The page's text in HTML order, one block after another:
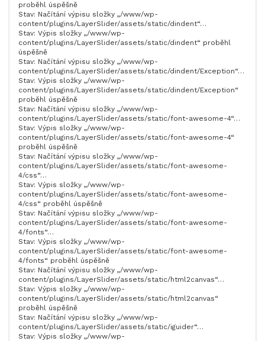
proběhl úspěšně
Stav: Načítání výpisu složky „/www/wp-
content/plugins/LayerSlider/assets/static/dindent“…
Stav: Výpis složky „/www/wp-
content/plugins/LayerSlider/assets/static/dindent“ proběhl
úspěšně
Stav: Načítání výpisu složky „/www/wp-
content/plugins/LayerSlider/assets/static/dindent/Exception“…
Stav: Výpis složky „/www/wp-
content/plugins/LayerSlider/assets/static/dindent/Exception“
proběhl úspěšně
Stav: Načítání výpisu složky „/www/wp-
content/plugins/LayerSlider/assets/static/font-awesome-4“…
Stav: Výpis složky „/www/wp-
content/plugins/LayerSlider/assets/static/font-awesome-4“
proběhl úspěšně
Stav: Načítání výpisu složky „/www/wp-
content/plugins/LayerSlider/assets/static/font-awesome-
4/css“…
Stav: Výpis složky „/www/wp-
content/plugins/LayerSlider/assets/static/font-awesome-
4/css“ proběhl úspěšně
Stav: Načítání výpisu složky „/www/wp-
content/plugins/LayerSlider/assets/static/font-awesome-
4/fonts“…
Stav: Výpis složky „/www/wp-
content/plugins/LayerSlider/assets/static/font-awesome-
4/fonts“ proběhl úspěšně
Stav: Načítání výpisu složky „/www/wp-
content/plugins/LayerSlider/assets/static/html2canvas“…
Stav: Výpis složky „/www/wp-
content/plugins/LayerSlider/assets/static/html2canvas“
proběhl úspěšně
Stav: Načítání výpisu složky „/www/wp-
content/plugins/LayerSlider/assets/static/iguider“…
Stav: Výpis složky „/www/wp-